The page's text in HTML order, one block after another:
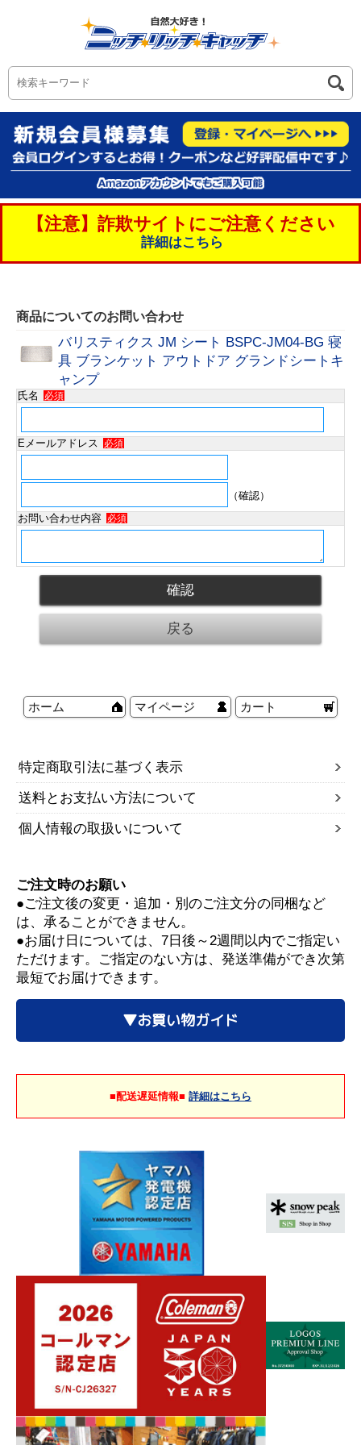
【注意】詐欺サイトにご注意ください
詳細はこちら
商品についてのお問い合わせ
バリスティクス JM シート BSPC-JM04-BG 寝
具 ブランケット アウトドア グランドシートキ
ャンプ
氏名 必須
Eメールアドレス 必須
（確認）
お問い合わせ内容 必須
ホーム マイページ カート
特定商取引法に基づく表示
送料とお支払い方法について
個人情報の取扱いについて
ご注文時のお願い
●ご注文後の変更・追加・別のご注文分の同梱など
は、承ることができません。
●お届け日については、7日後～2週間以内でご指定い
ただけます。ご指定のない方は、発送準備ができ次第
最短でお届けできます。
▼お買い物ガイド
■配送遅延情報■ 詳細はこちら